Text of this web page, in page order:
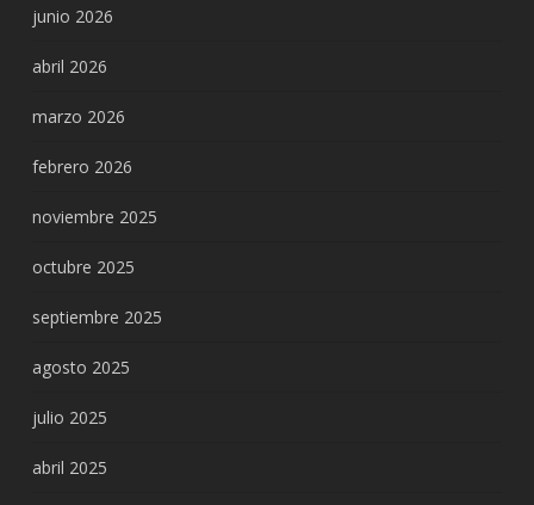
junio 2026
abril 2026
marzo 2026
febrero 2026
noviembre 2025
octubre 2025
septiembre 2025
agosto 2025
julio 2025
abril 2025